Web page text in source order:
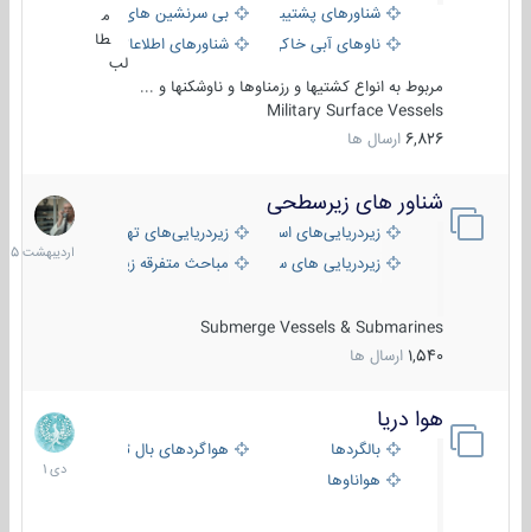
شناورهای پشتیبانی
بی سرنشین های دریایی
ناوهای آبی خاکی و نیروبرشناورهای اطلاعاتی و جاسوسی
طا
لب
مربوط به انواع کشتیها و رزمناوها و ناوشکنها و ...
Military Surface Vessels
6,826 ارسال ها
شناور های زیرسطحی
زیردریایی‌های استراتژیکزیردریایی‌های تهاجمی
زیردریایی های سبک
مباحث متفرقه زیرسطحی
Submerge Vessels & Submarines
1,540 ارسال ها
31
1405
هوا دریا
بالگردها
هواگردهای بال ثابت
هواناوها
12
دی
1401